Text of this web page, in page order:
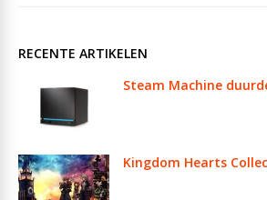
RECENTE ARTIKELEN
Steam Machine
Kingdom Hearts